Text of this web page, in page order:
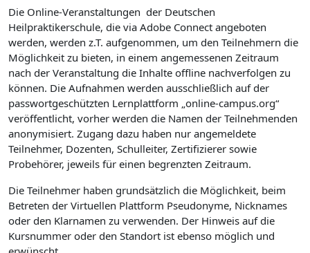
Die Online-Veranstaltungen der Deutschen
Heilpraktikerschule, die via Adobe Connect angeboten
werden, werden z.T. aufgenommen, um den Teilnehmern die
Möglichkeit zu bieten, in einem angemessenen Zeitraum
nach der Veranstaltung die Inhalte offline nachverfolgen zu
können. Die Aufnahmen werden ausschließlich auf der
passwortgeschützten Lernplattform „online-campus.org“
veröffentlicht, vorher werden die Namen der Teilnehmenden
anonymisiert. Zugang dazu haben nur angemeldete
Teilnehmer, Dozenten, Schulleiter, Zertifizierer sowie
Probehörer, jeweils für einen begrenzten Zeitraum.
Die Teilnehmer haben grundsätzlich die Möglichkeit, beim
Betreten der Virtuellen Plattform Pseudonyme, Nicknames
oder den Klarnamen zu verwenden. Der Hinweis auf die
Kursnummer oder den Standort ist ebenso möglich und